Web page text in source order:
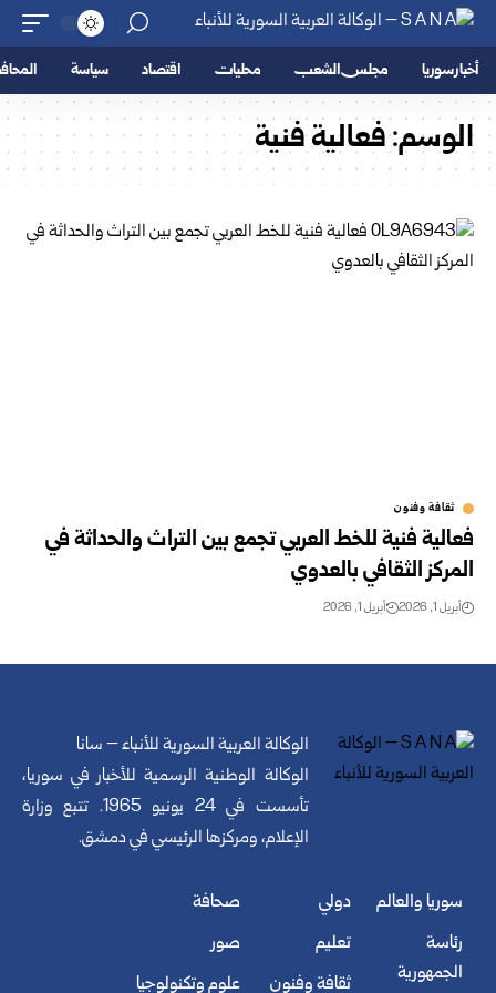
أخبار سوريا مجلس الشعب محليات اقتصاد سياسة
الوسم:فعالية فنية
ثقافة وفنون
فعالية فنية للخط العربي تجمع بين التراث والحداثة في
المركز الثقافي بالعدوي
أبريل 1, 2026 أبريل 1, 2026
الوكالة العربية السورية للأنباء – سانا
الوكالة الوطنية الرسمية للأخبار في سوريا،
تأسست في 24 يونيو 1965. تتبع وزارة
الإعلام، ومركزها الرئيسي في دمشق.
سوريا والعالم
رئاسة
الجمهورية
دولي
تعليم
ثقافة وفنون
صحافة
صور
علوم وتكنولوجيا